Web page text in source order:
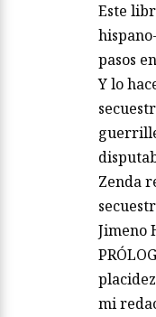
Este
pasos
Y lo
Zenda
Jimeno
mi